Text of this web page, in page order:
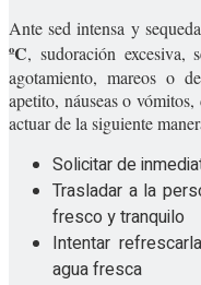
Ante sed intensa y
ºC, sudoración excesiva,
agotamiento, mareos o
apetito, náuseas o
actuar de la siguiente
Solicitar de
Trasladar a la
fresco y tranquilo
Intentar
agua fresca